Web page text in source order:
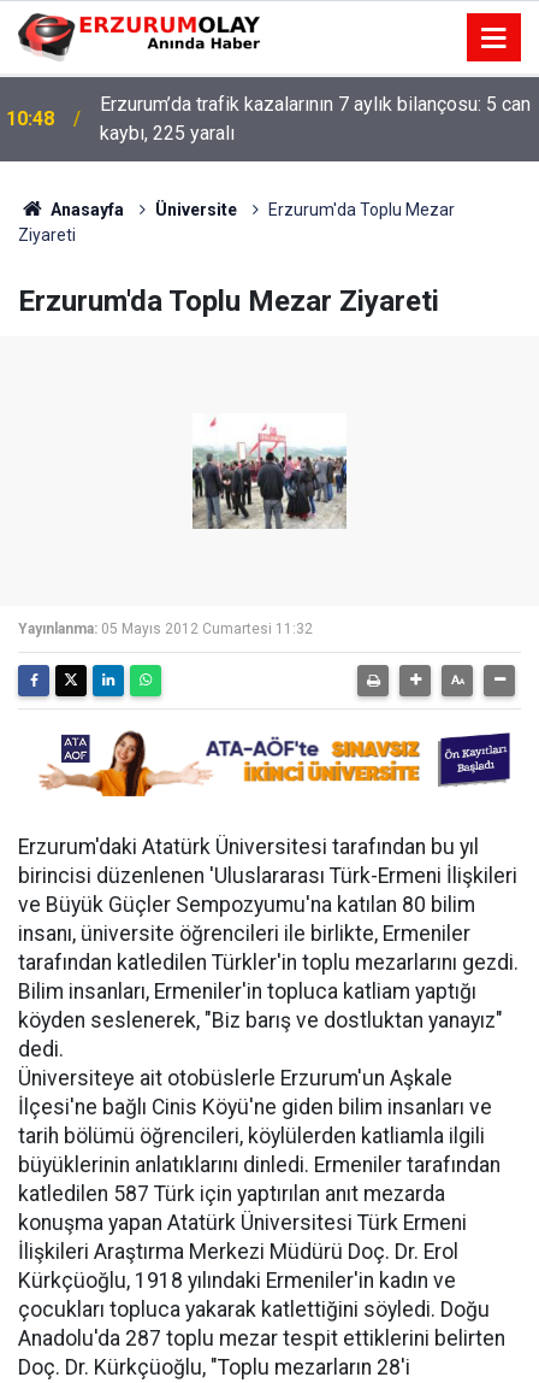
10:48
Erzurum’da trafik kazalarının 7 aylık bilançosu: 5 can
kaybı, 225 yaralı
Anasayfa Üniversite
Erzurum'da Toplu Mezar
Ziyareti
Erzurum'da Toplu Mezar Ziyareti
Yayınlanma: 05 Mayıs 2012 Cumartesi 11:32
Erzurum'daki Atatürk Üniversitesi tarafından bu yıl
birincisi düzenlenen 'Uluslararası Türk-Ermeni İlişkileri
ve Büyük Güçler Sempozyumu'na katılan 80 bilim
insanı, üniversite öğrencileri ile birlikte, Ermeniler
tarafından katledilen Türkler'in toplu mezarlarını gezdi.
Bilim insanları, Ermeniler'in topluca katliam yaptığı
köyden seslenerek, "Biz barış ve dostluktan yanayız"
dedi.
Üniversiteye ait otobüslerle Erzurum'un Aşkale
İlçesi'ne bağlı Cinis Köyü'ne giden bilim insanları ve
tarih bölümü öğrencileri, köylülerden katliamla ilgili
büyüklerinin anlatıklarını dinledi. Ermeniler tarafından
katledilen 587 Türk için yaptırılan anıt mezarda
konuşma yapan Atatürk Üniversitesi Türk Ermeni
İlişkileri Araştırma Merkezi Müdürü Doç. Dr. Erol
Kürkçüoğlu, 1918 yılındaki Ermeniler'in kadın ve
çocukları topluca yakarak katlettiğini söyledi. Doğu
Anadolu'da 287 toplu mezar tespit ettiklerini belirten
Doç. Dr. Kürkçüoğlu, "Toplu mezarların 28'i